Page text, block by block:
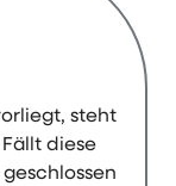
steht
diese